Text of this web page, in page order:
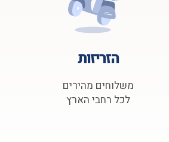
הזריזות
משלוחים מהירים
לכל רחבי הארץ